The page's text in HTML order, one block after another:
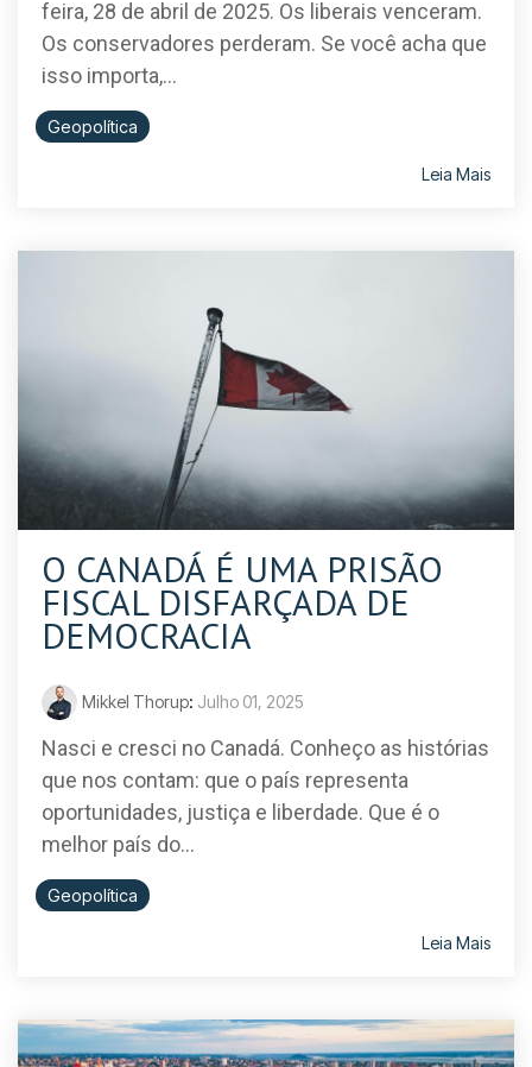
feira, 28 de abril de 2025. Os liberais venceram.
Os conservadores perderam. Se você acha que
isso importa,...
Geopolítica
Leia Mais
O CANADÁ É UMA PRISÃO
FISCAL DISFARÇADA DE
DEMOCRACIA
Mikkel Thorup: Julho 01, 2025
Nasci e cresci no Canadá. Conheço as histórias
que nos contam: que o país representa
oportunidades, justiça e liberdade. Que é o
melhor país do...
Geopolítica
Leia Mais